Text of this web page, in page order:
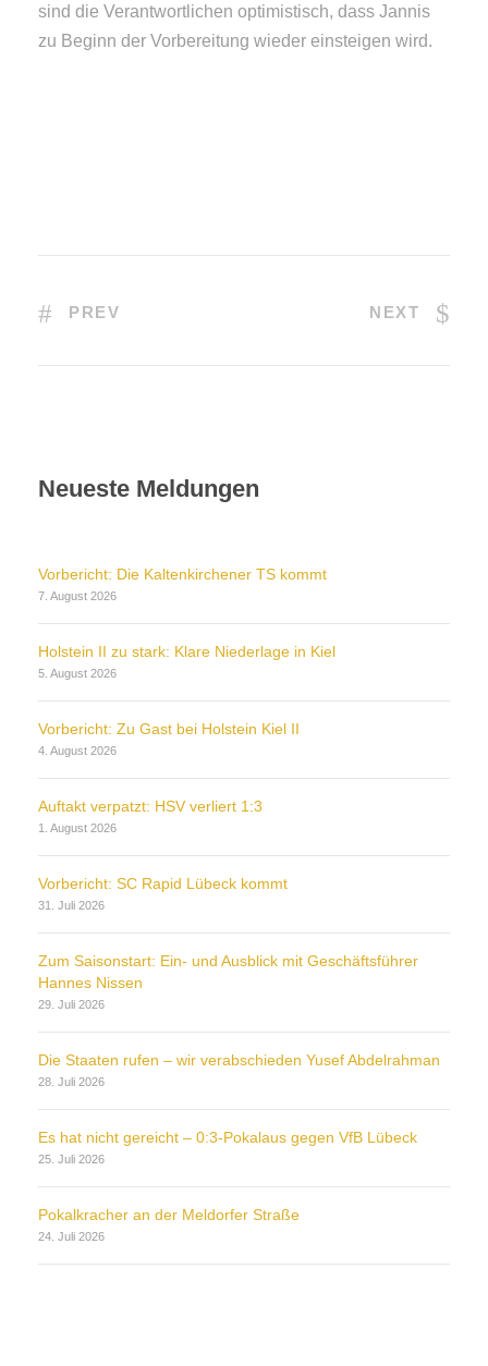
sind die Verantwortlichen optimistisch, dass Jannis
zu Beginn der Vorbereitung wieder einsteigen wird.
PREV NEXT
Neueste Meldungen
Vorbericht: Die Kaltenkirchener TS kommt
7. August 2026
Holstein II zu stark: Klare Niederlage in Kiel
5. August 2026
Vorbericht: Zu Gast bei Holstein Kiel II
4. August 2026
Auftakt verpatzt: HSV verliert 1:3
1. August 2026
Vorbericht: SC Rapid Lübeck kommt
31. Juli 2026
Zum Saisonstart: Ein- und Ausblick mit Geschäftsführer
Hannes Nissen
29. Juli 2026
Die Staaten rufen – wir verabschieden Yusef Abdelrahman
28. Juli 2026
Es hat nicht gereicht – 0:3-Pokalaus gegen VfB Lübeck
25. Juli 2026
Pokalkracher an der Meldorfer Straße
24. Juli 2026